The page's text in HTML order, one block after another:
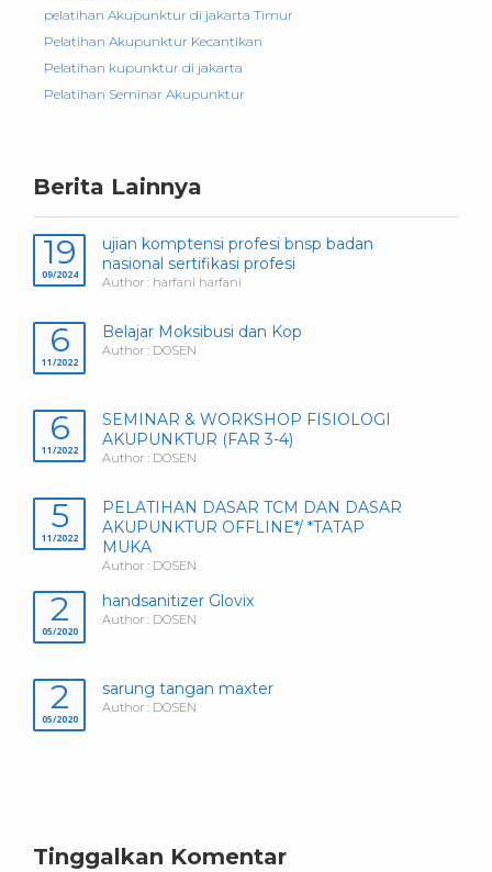
pelatihan Akupunktur di jakarta Timur
Pelatihan Akupunktur Kecantikan
Pelatihan kupunktur di jakarta
Pelatihan Seminar Akupunktur
Berita Lainnya
19
09/2024
ujian komptensi profesi bnsp badan
nasional sertifikasi profesi
Author : harfani harfani
6
11/2022
Belajar Moksibusi dan Kop
Author : DOSEN
6
11/2022
SEMINAR & WORKSHOP FISIOLOGI
AKUPUNKTUR (FAR 3-4)
Author : DOSEN
5
11/2022
PELATIHAN DASAR TCM DAN DASAR
AKUPUNKTUR OFFLINE*/ *TATAP
MUKA
Author : DOSEN
2
05/2020
handsanitizer Glovix
Author : DOSEN
2
05/2020
sarung tangan maxter
Author : DOSEN
Tinggalkan Komentar